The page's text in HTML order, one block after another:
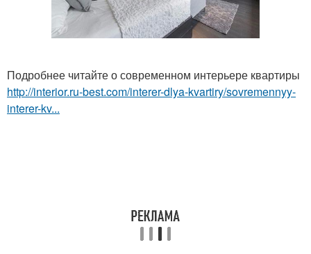
Подробнее читайте о современном интерьере квартиры
http://interior.ru-best.com/interer-dlya-kvartiry/sovremennyy-
interer-kv...